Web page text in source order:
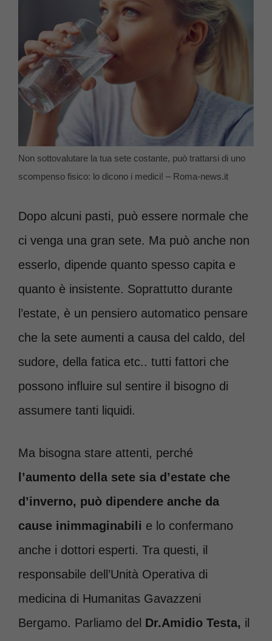
Non sottovalutare la tua sete costante, può trattarsi di uno
scompenso fisico: lo dicono i medici! – Roma-news.it
Dopo alcuni pasti, può essere normale che
ci venga una gran sete. Ma può anche non
esserlo, dipende quanto spesso capita e
quanto è insistente. Soprattutto durante
l’estate, è un pensiero automatico pensare
che la sete aumenti a causa del caldo, del
sudore, della fatica etc.. tutti fattori che
possono influire sul sentire il bisogno di
assumere tanti liquidi.
Ma bisogna stare attenti, perché
l’aumento della sete sia d’estate che
d’inverno, può dipendere anche da
cause inimmaginabili e lo confermano
anche i dottori esperti. Tra questi, il
responsabile dell’Unità Operativa di
medicina di Humanitas Gavazzeni
Bergamo. Parliamo del Dr.Amidio Testa, il